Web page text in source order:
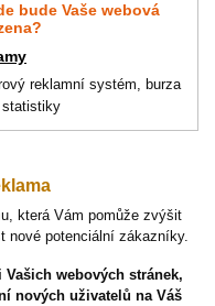
bude Vaše webová
reklamní systém, burza
statistiky
která Vám pomůže zvýšit
nové potenciální zákazníky.
webových stránek,
nových uživatelů na Váš